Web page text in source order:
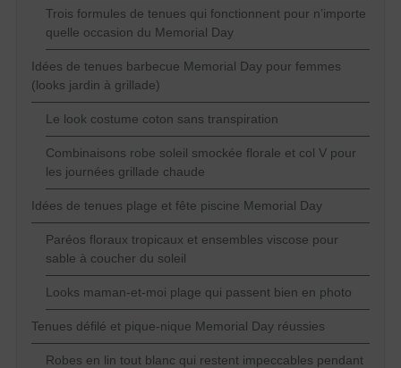
Trois formules de tenues qui fonctionnent pour n’importe
quelle occasion du Memorial Day
Idées de tenues barbecue Memorial Day pour femmes
(looks jardin à grillade)
Le look costume coton sans transpiration
Combinaisons robe soleil smockée florale et col V pour
les journées grillade chaude
Idées de tenues plage et fête piscine Memorial Day
Paréos floraux tropicaux et ensembles viscose pour
sable à coucher du soleil
Looks maman-et-moi plage qui passent bien en photo
Tenues défilé et pique-nique Memorial Day réussies
Robes en lin tout blanc qui restent impeccables pendant